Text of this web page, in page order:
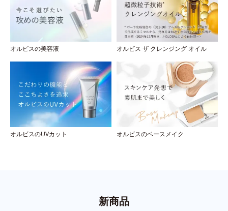
オルビスの美容液 オルビス ザ クレンジング オイル
オルビスのUVカット オルビスのベースメイク
新商品